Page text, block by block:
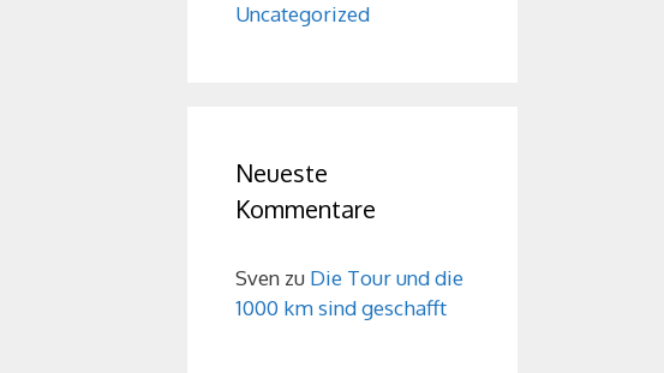
Uncategorized
Neueste
Kommentare
Sven zu Die Tour und die
1000 km sind geschafft